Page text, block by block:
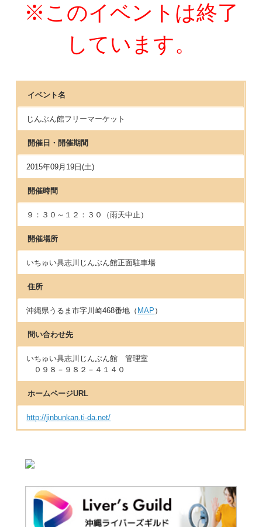
※このイベントは終了
しています。
イベント名
じんぶん館フリーマーケット
開催日・開催期間
2015年09月19日(土)
開催時間
９：３０～１２：３０（雨天中止）
開催場所
いちゅい具志川じんぶん館正面駐車場
住所
沖縄県うるま市字川崎468番地（ MAP ）
問い合わせ先
いちゅい具志川じんぶん館 管理室
０９８－９８２－４１４０
ホームページURL
http://jinbunkan.ti-da.net/